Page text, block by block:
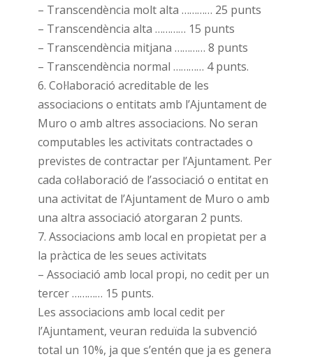
– Transcendència molt alta ………… 25 punts
– Transcendència alta ………… 15 punts
– Transcendència mitjana ………… 8 punts
– Transcendència normal ………… 4 punts.
6. Col·laboració acreditable de les
associacions o entitats amb l’Ajuntament de
Muro o amb altres associacions. No seran
computables les activitats contractades o
previstes de contractar per l’Ajuntament. Per
cada col·laboració de l’associació o entitat en
una activitat de l’Ajuntament de Muro o amb
una altra associació atorgaran 2 punts.
7. Associacions amb local en propietat per a
la pràctica de les seues activitats
– Associació amb local propi, no cedit per un
tercer ………… 15 punts.
Les associacions amb local cedit per
l’Ajuntament, veuran reduïda la subvenció
total un 10%, ja que s’entén que ja es genera